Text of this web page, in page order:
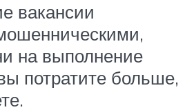
вакансии
на выполнение
потратите больше,